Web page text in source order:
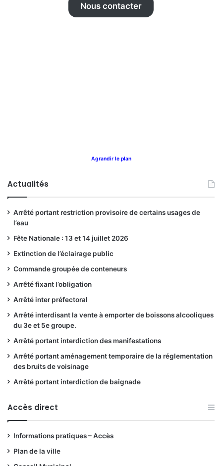
Nous contacter
Agrandir le plan
Actualités
Arrêté portant restriction provisoire de certains usages de
l’eau
Fête Nationale : 13 et 14 juillet 2026
Extinction de l’éclairage public
Commande groupée de conteneurs
Arrêté fixant l’obligation
Arrêté inter préfectoral
Arrêté interdisant la vente à emporter de boissons alcooliques
du 3e et 5e groupe.
Arrêté portant interdiction des manifestations
Arrêté portant aménagement temporaire de la réglementation
des bruits de voisinage
Arrêté portant interdiction de baignade
Accès direct
Informations pratiques – Accès
Plan de la ville